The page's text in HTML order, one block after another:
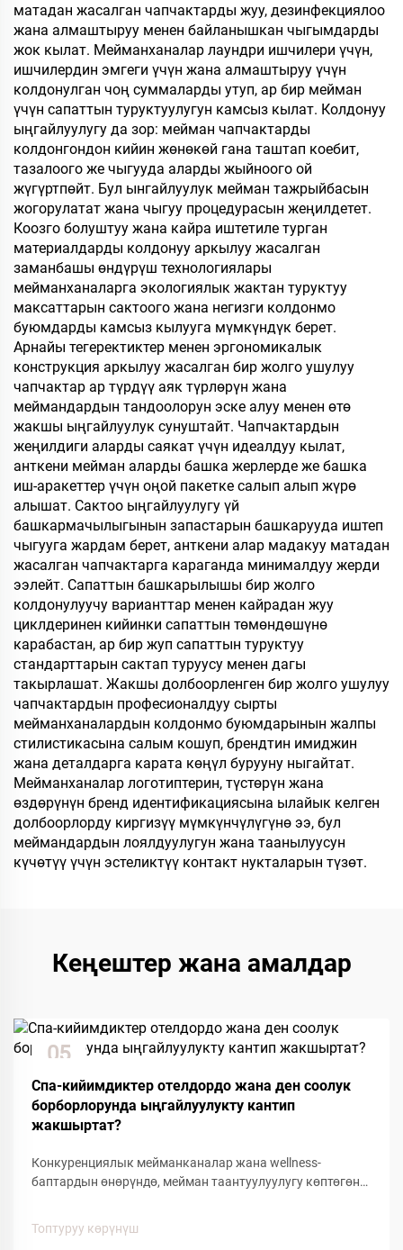
матадан жасалган чапчактарды жуу, дезинфекциялоо
жана алмаштыруу менен байланышкан чыгымдарды
жок кылат. Мейманханалар лаундри ишчилери үчүн,
ишчилердин эмгеги үчүн жана алмаштыруу үчүн
колдонулган чоң суммаларды утуп, ар бир мейман
үчүн сапаттын туруктуулугун камсыз кылат. Колдонуу
ыңгайлуулугу да зор: мейман чапчактарды
колдонгондон кийин жөнөкөй гана таштап коебит,
тазалоого же чыгууда аларды жыйноого ой
жүгүртпөйт. Бул ынгайлуулук мейман тажрыйбасын
жогорулатат жана чыгуу процедурасын жеңилдетет.
Коозго болуштуу жана кайра иштетиле турган
материалдарды колдонуу аркылуу жасалган
заманбашы өндүрүш технологиялары
мейманханаларга экологиялык жактан туруктуу
максаттарын сактоого жана негизги колдонмо
буюмдарды камсыз кылууга мүмкүндүк берет.
Арнайы тегеректиктер менен эргономикалык
конструкция аркылуу жасалган бир жолго ушулуу
чапчактар ар түрдүү аяк түрлөрүн жана
меймандардын тандоолорун эске алуу менен өтө
жакшы ыңгайлуулук сунуштайт. Чапчактардын
жеңилдиги аларды саякат үчүн идеалдуу кылат,
анткени мейман аларды башка жерлерде же башка
иш-аракеттер үчүн оңой пакетке салып алып жүрө
алышат. Сактоо ыңгайлуулугу үй
башкармачылыгынын запастарын башкарууда иштеп
чыгууга жардам берет, анткени алар мадакуу матадан
жасалган чапчактарга караганда минималдуу жерди
ээлейт. Сапаттын башкарылышы бир жолго
колдонулуучу варианттар менен кайрадан жуу
циклдеринен кийинки сапаттын төмөндөшүнө
карабастан, ар бир жуп сапаттын туруктуу
стандарттарын сактап туруусу менен дагы
такырлашат. Жакшы долбоорленген бир жолго ушулуу
чапчактардын професионалдуу сырты
мейманханалардын колдонмо буюмдарынын жалпы
стилистикасына салым кошуп, брендтин имиджин
жана деталдарга карата көңүл бурууну ныгайтат.
Мейманханалар логотиптерин, түстөрүн жана
өздөрүнүн бренд идентификациясына ылайык келген
долбоорлорду киргизүү мүмкүнчүлүгүнө ээ, бул
меймандардын лоялдуулугун жана таанылуусун
күчөтүү үчүн эстеликтүү контакт нукталарын түзөт.
Кеңештер жана амалдар
05
Спа-кийимдиктер отелдордо жана ден соолук
борборлорунда ыңгайлуулукту кантип
жакшыртат?
Конкуренциялык мейманканалар жана wellness-
баптардын өнөрүндө, мейман таантуулуулугу көптөгөн
тийгизген көптөгөн факторлордун ичинен, спа кийимдер
Топтуруу көрүнүш